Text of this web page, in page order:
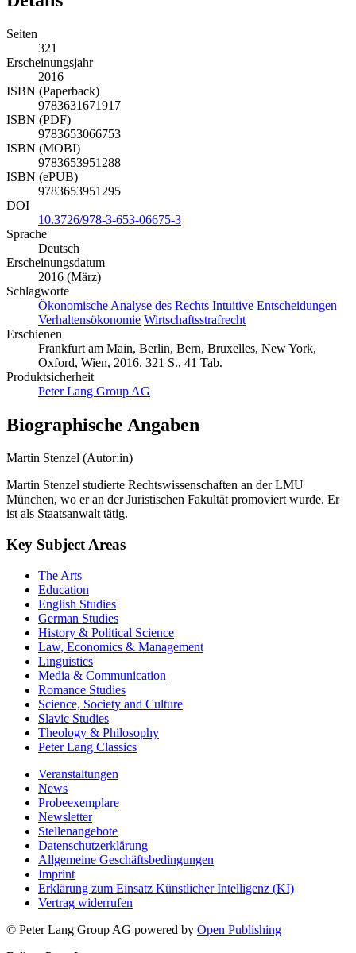
Seiten
321
Erscheinungsjahr
2016
ISBN (Paperback)
9783631671917
ISBN (PDF)
9783653066753
ISBN (MOBI)
9783653951288
ISBN (ePUB)
9783653951295
DOI
10.3726/978-3-653-06675-3
Sprache
Deutsch
Erscheinungsdatum
2016 (März)
Schlagworte
Ökonomische Analyse des Rechts Intuitive Entscheidungen
Verhaltensökonomie Wirtschaftsstrafrecht
Erschienen
Frankfurt am Main, Berlin, Bern, Bruxelles, New York,
Oxford, Wien, 2016. 321 S., 41 Tab.
Produktsicherheit
Peter Lang Group AG
Biographische Angaben
Martin Stenzel (Autor:in)
Martin Stenzel studierte Rechtswissenschaften an der LMU
München, wo er an der Juristischen Fakultät promoviert wurde. Er
ist als Staatsanwalt tätig.
Key Subject Areas
The Arts
Education
English Studies
German Studies
History & Political Science
Law, Economics & Management
Linguistics
Media & Communication
Romance Studies
Science, Society and Culture
Slavic Studies
Theology & Philosophy
Peter Lang Classics
Veranstaltungen
News
Probeexemplare
Newsletter
Stellenangebote
Datenschutzerklärung
Allgemeine Geschäftsbedingungen
Imprint
Erklärung zum Einsatz Künstlicher Intelligenz (KI)
Vertrag widerrufen
© Peter Lang Group AG powered by Open Publishing